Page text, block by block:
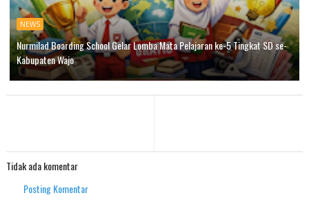
NEWS
Nurmilad Boarding School Gelar Lomba Mata Pelajaran ke-5 Tingkat SD se-
Kabupaten Wajo
Tidak ada komentar
Posting Komentar